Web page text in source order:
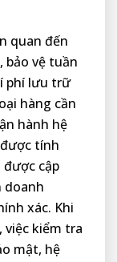
quan đến
bảo vệ tuần
phí lưu trữ
hàng cần
hành hệ
tính
cập
doanh
xác. Khi
việc kiểm tra
mật, hệ